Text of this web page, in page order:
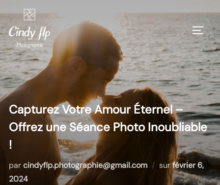
Capturez Votre Amour Éternel –
Offrez une Séance Photo Inoubliable
!
parcindyflp.photographie@gmail.com surfévrier 6,
2024